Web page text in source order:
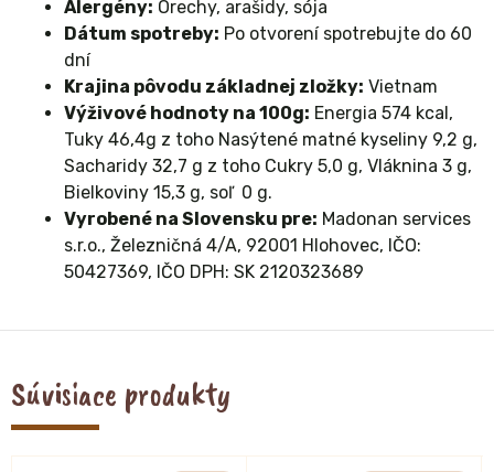
Alergény: Orechy, arašidy, sója
Dátum spotreby: Po otvorení spotrebujte do 60
dní
Krajina pôvodu základnej zložky: Vietnam
Výživové hodnoty na 100g: Energia 574 kcal,
Tuky 46,4g z toho Nasýtené matné kyseliny 9,2 g,
Sacharidy 32,7 g z toho Cukry 5,0 g, Vláknina 3 g,
Bielkoviny 15,3 g, soľ 0 g.
Vyrobené na Slovensku pre: Madonan services
s.r.o., Železničná 4/A, 92001 Hlohovec, IČO:
50427369, IČO DPH: SK 2120323689
Súvisiace produkty